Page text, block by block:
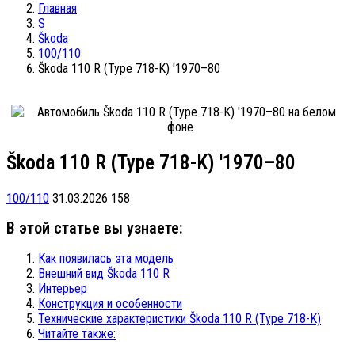
Главная
S
Škoda
100/110
Škoda 110 R (Type 718-K) '1970–80
Škoda 110 R (Type 718-K) '1970–80
100/110 31.03.2026 158
В этой статье вы узнаете:
Как появилась эта модель
Внешний вид Škoda 110 R
Интерьер
Конструкция и особенности
Технические характеристики Škoda 110 R (Type 718-K)
Читайте также: